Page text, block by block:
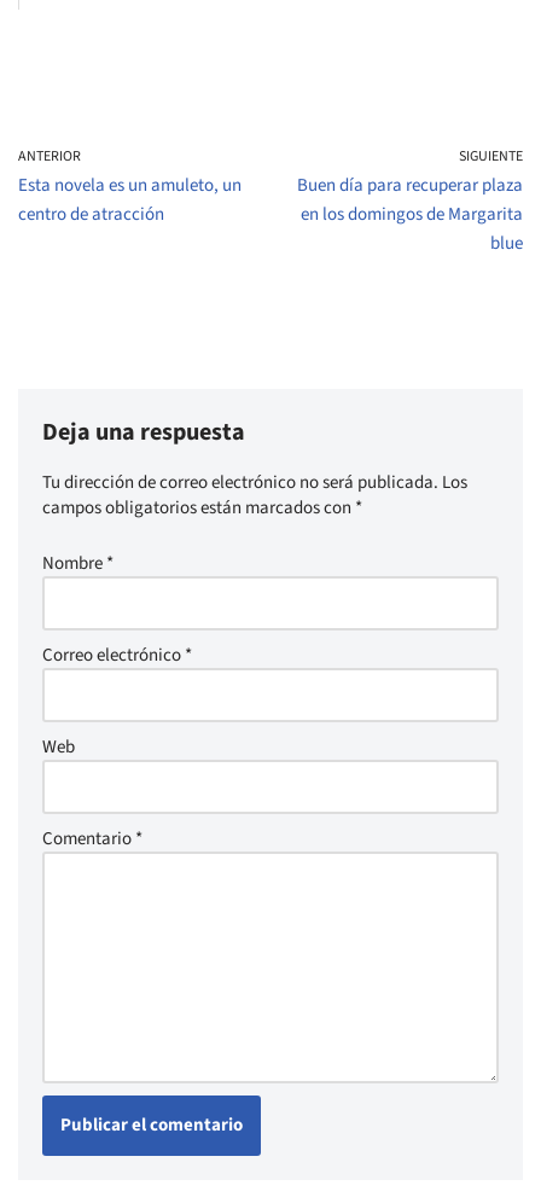
ANTERIOR
Esta novela es un amuleto, un
centro de atracción
SIGUIENTE
Buen día para recuperar plaza
en los domingos de Margarita
blue
Deja una respuesta
Tu dirección de correo electrónico no será publicada. Los
campos obligatorios están marcados con *
Nombre*
Correo electrónico*
Web
Comentario*